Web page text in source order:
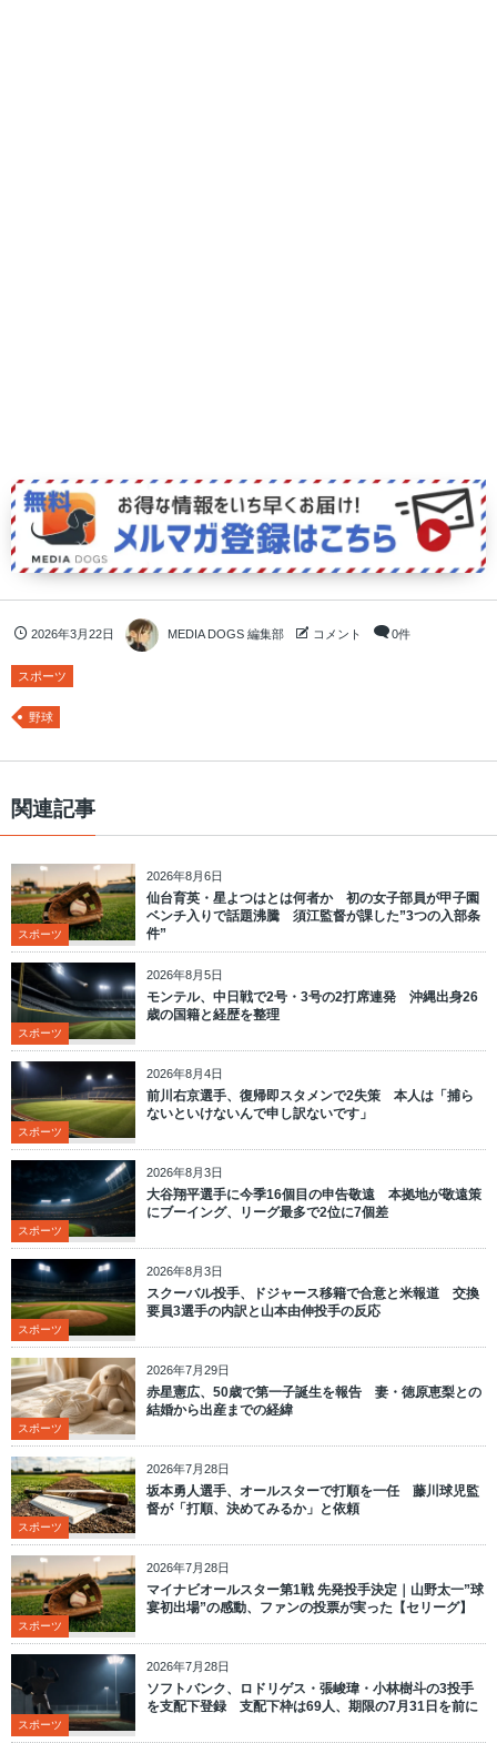
2026年3月22日 MEDIA DOGS 編集部 コメント 0件
スポーツ
野球
関連記事
2026年8月6日
スポーツ
仙台育英・星よつはとは何者か 初の女子部員が甲子園
ベンチ入りで話題沸騰 須江監督が課した”3つの入部条
件”
2026年8月5日
スポーツ
モンテル、中日戦で2号・3号の2打席連発 沖縄出身26
歳の国籍と経歴を整理
2026年8月4日
スポーツ
前川右京選手、復帰即スタメンで2失策 本人は「捕ら
ないといけないんで申し訳ないです」
2026年8月3日
スポーツ
大谷翔平選手に今季16個目の申告敬遠 本拠地が敬遠策
にブーイング、リーグ最多で2位に7個差
2026年8月3日
スポーツ
スクーバル投手、ドジャース移籍で合意と米報道 交換
要員3選手の内訳と山本由伸投手の反応
2026年7月29日
スポーツ
赤星憲広、50歳で第一子誕生を報告 妻・徳原恵梨との
結婚から出産までの経緯
2026年7月28日
スポーツ
坂本勇人選手、オールスターで打順を一任 藤川球児監
督が「打順、決めてみるか」と依頼
2026年7月28日
スポーツ
マイナビオールスター第1戦 先発投手決定｜山野太一”球
宴初出場”の感動、ファンの投票が実った【セリーグ】
2026年7月28日
スポーツ
ソフトバンク、ロドリゲス・張峻瑋・小林樹斗の3投手
を支配下登録 支配下枠は69人、期限の7月31日を前に